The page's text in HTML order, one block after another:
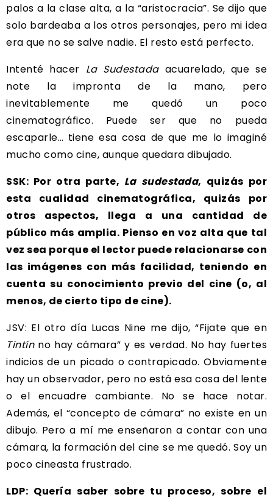
palos a la clase alta, a la “aristocracia”. Se dijo que
solo bardeaba a los otros personajes, pero mi idea
era que no se salve nadie. El resto está perfecto.
Intenté hacer La Sudestada acuarelado, que se
note la impronta de la mano, pero
inevitablemente me quedó un poco
cinematográfico. Puede ser que no pueda
escaparle… tiene esa cosa de que me lo imaginé
mucho como cine, aunque quedara dibujado.
SSK: Por otra parte, La sudestada, quizás por
esta cualidad cinematográfica, quizás por
otros aspectos, llega a una cantidad de
público más amplia. Pienso en voz alta que tal
vez sea porque el lector puede relacionarse con
las imágenes con más facilidad, teniendo en
cuenta su conocimiento previo del cine (o, al
menos, de cierto tipo de cine).
JSV: El otro día Lucas Nine me dijo, “Fijate que en
Tintín no hay cámara” y es verdad. No hay fuertes
indicios de un picado o contrapicado. Obviamente
hay un observador, pero no está esa cosa del lente
o el encuadre cambiante. No se hace notar.
Además, el “concepto de cámara” no existe en un
dibujo. Pero a mí me enseñaron a contar con una
cámara, la formación del cine se me quedó. Soy un
poco cineasta frustrado.
LDP: Quería saber sobre tu proceso, sobre el